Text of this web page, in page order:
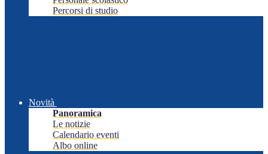
Percorsi di studio
Novità
Panoramica
Le notizie
Calendario eventi
Albo online